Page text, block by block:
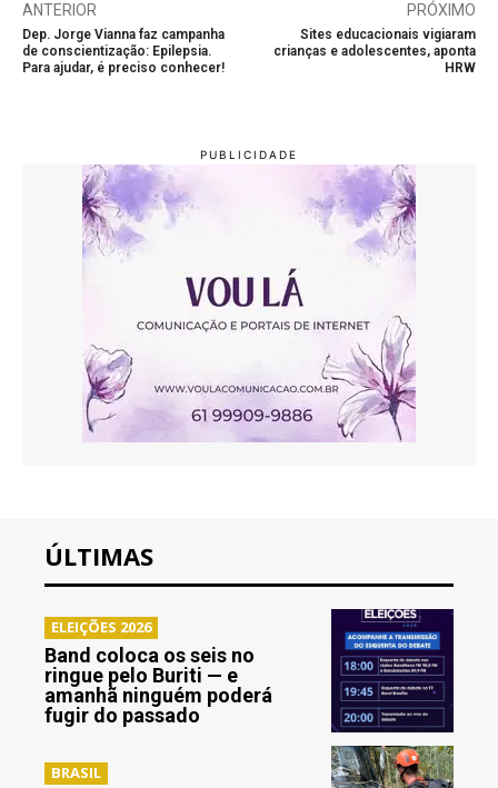
ANTERIOR
Dep. Jorge Vianna faz campanha
de conscientização: Epilepsia.
Para ajudar, é preciso conhecer!
PRÓXIMO
Sites educacionais vigiaram
crianças e adolescentes, aponta
HRW
ÚLTIMAS
ELEIÇÕES 2026
Band coloca os seis no
ringue pelo Buriti — e
amanhã ninguém poderá
fugir do passado
BRASIL